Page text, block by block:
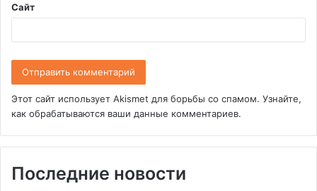
Сайт
Этот сайт использует Akismet для борьбы со спамом. Узнайте,
как обрабатываются ваши данные комментариев.
Последние новости